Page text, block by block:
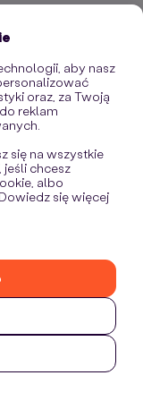
aby nasz
oraz, za Twoją
reklam
się na wszystkie
jeśli chcesz
albo
się więcej